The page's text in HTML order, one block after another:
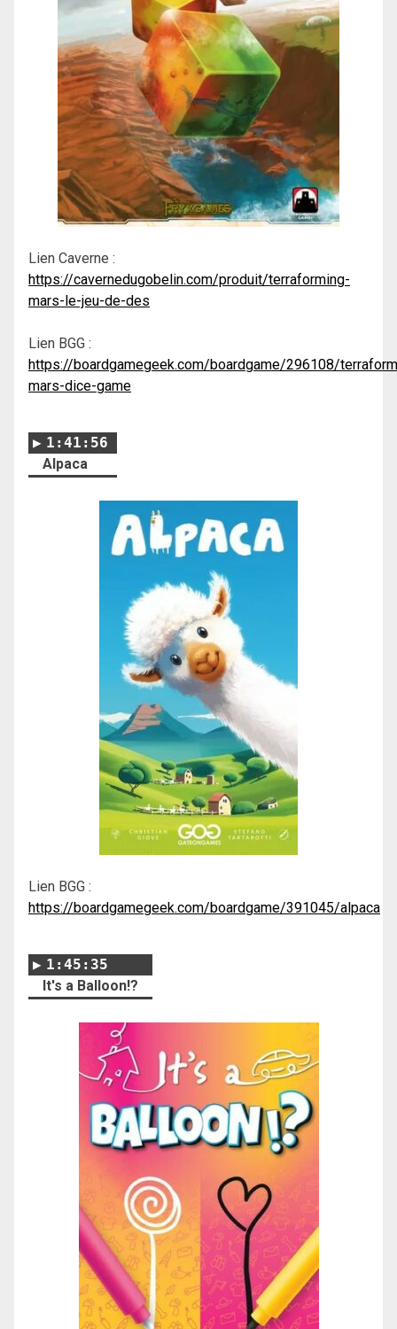
Lien Caverne :
https://cavernedugobelin.com/produit/terraforming-
mars-le-jeu-de-des
Lien BGG :
https://boardgamegeek.com/boardgame/296108/
mars-dice-game
1:41:56
Alpaca
Lien BGG :
https://boardgamegeek.com/boardgame/391045/alpaca
1:45:35
It's a Balloon!?